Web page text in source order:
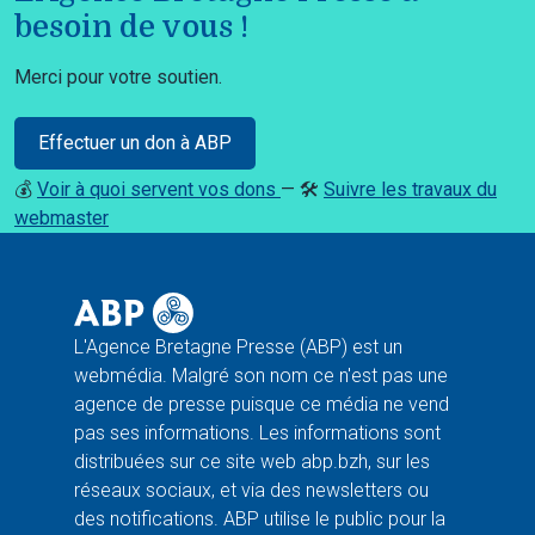
besoin de vous !
Merci pour votre soutien.
Effectuer un don à ABP
💰 Voir à quoi servent vos dons — 🛠️ Suivre les travaux du
webmaster
L'Agence Bretagne Presse (ABP) est un
webmédia. Malgré son nom ce n'est pas une
agence de presse puisque ce média ne vend
pas ses informations. Les informations sont
distribuées sur ce site web abp.bzh, sur les
réseaux sociaux, et via des newsletters ou
des notifications. ABP utilise le public pour la